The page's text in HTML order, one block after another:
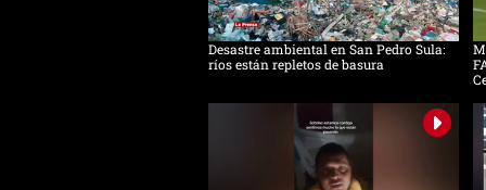
Desastre ambiental en San Pedro Sula:
ríos están repletos de basura